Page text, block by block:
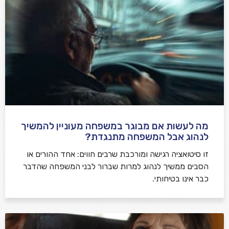
מה לעשות אם מבוגר במשפחה מעוניין להמשיך
לנהוג אבל המשפחה מתנגדת?
זו סיטואציה רגישה ומורכבת שרבים חווים: אחד ההורים או
הסבים ממשיך לנהוג למרות שברור לבני המשפחה שהדבר
כבר אינו בטיחותי.